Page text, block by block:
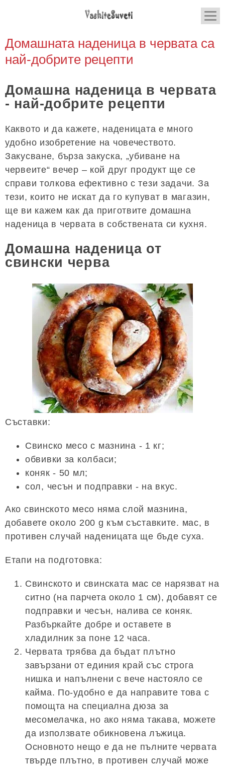
Домашната наденица в червата са
най-добрите рецепти
Домашна наденица в червата
- най-добрите рецепти
Каквото и да кажете, наденицата е много
удобно изобретение на човечеството.
Закусване, бърза закуска, „убиване на
червеите“ вечер – кой друг продукт ще се
справи толкова ефективно с тези задачи. За
тези, които не искат да го купуват в магазин,
ще ви кажем как да приготвите домашна
наденица в червата в собствената си кухня.
Домашна наденица от
свински черва
Съставки:
Свинско месо с мазнина - 1 кг;
обвивки за колбаси;
коняк - 50 мл;
сол, чесън и подправки - на вкус.
Ако свинското месо няма слой мазнина,
добавете около 200 g към съставките. мас, в
противен случай наденицата ще бъде суха.
Етапи на подготовка:
Свинското и свинската мас се нарязват на
ситно (на парчета около 1 см), добавят се
подправки и чесън, налива се коняк.
Разбъркайте добре и оставете в
хладилник за поне 12 часа.
Червата трябва да бъдат плътно
завързани от единия край със строга
нишка и напълнени с вече настояло се
кайма. По-удобно е да направите това с
помощта на специална дюза за
месомелачка, но ако няма такава, можете
да използвате обикновена лъжица.
Основното нещо е да не пълните червата
твърде плътно, в противен случай може